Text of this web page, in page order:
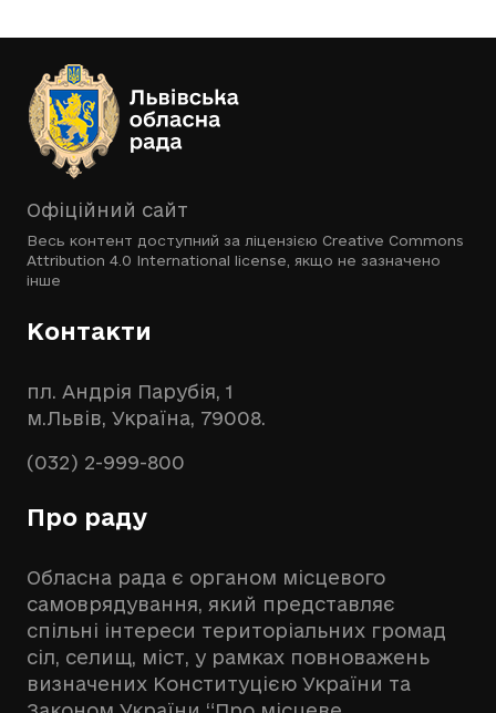
Офіційний сайт
Весь контент доступний за ліцензією Creative Commons
Attribution 4.0 International license , якщо не зазначено
інше
Контакти
пл. Андрія Парубія, 1
м.Львів, Україна, 79008.
(032) 2-999-800
Про раду
Обласна рада є органом місцевого
самоврядування, який представляє
спільні інтереси територіальних громад
сіл, селищ, міст, у рамках повноважень
визначених Конституцією України та